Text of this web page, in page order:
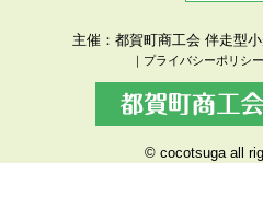
主催：都賀町商工会 伴走型
プライバシーポリシー
© cocotsuga all